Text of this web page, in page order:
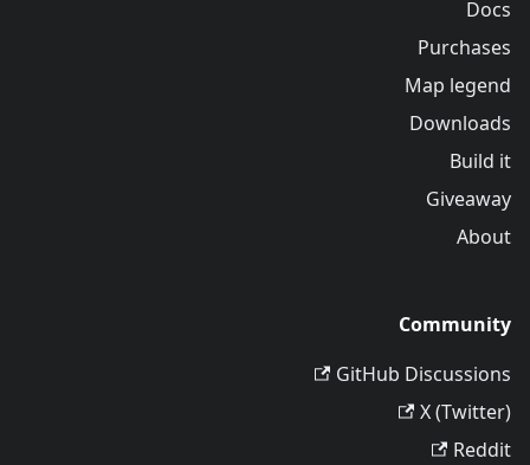
Docs
Purchases
Map legend
Downloads
Build it
Giveaway
About
Community
GitHub Discussions
X (Twitter)
Reddit